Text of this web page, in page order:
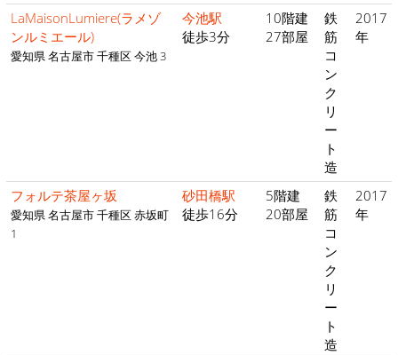
LaMaisonLumiere(ラメゾ
ンルミエール)
愛知県 名古屋市 千種区 今池 3
今池駅
徒歩3分
10階建
27部屋
鉄
筋
コ
ン
ク
リ
ー
ト
造
2017
年
フォルテ茶屋ヶ坂
愛知県 名古屋市 千種区 赤坂町
1
砂田橋駅
徒歩16分
5階建
20部屋
鉄
筋
コ
ン
ク
リ
ー
ト
造
2017
年